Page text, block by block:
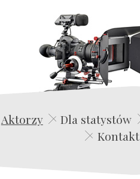
Aktorzy Dla statystów
Kontakt